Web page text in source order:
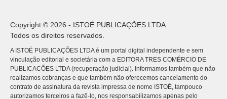
Copyright © 2026 - ISTOÉ PUBLICAÇÕES LTDA
Todos os direitos reservados.
A ISTOÉ PUBLICAÇÕES LTDA é um portal digital independente e sem
vinculação editorial e societária com a EDITORA TRES COMÉRCIO DE
PUBLICACÕES LTDA (recuperação judicial). Informamos também que não
realizamos cobranças e que também não oferecemos cancelamento do
contrato de assinatura da revista impressa de nome ISTOÉ, tampouco
autorizamos terceiros a fazê-lo, nos responsabilizamos apenas pelo